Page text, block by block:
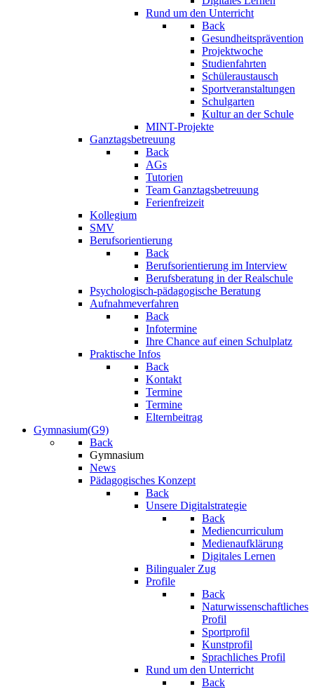
Rund um den Unterricht
Back
Gesundheitsprävention
Projektwoche
Studienfahrten
Schüleraustausch
Sportveranstaltungen
Schulgarten
Kultur an der Schule
MINT-Projekte
Ganztagsbetreuung
Back
AGs
Tutorien
Team Ganztagsbetreuung
Ferienfreizeit
Kollegium
SMV
Berufsorientierung
Back
Berufsorientierung im Interview
Berufsberatung in der Realschule
Psychologisch-pädagogische Beratung
Aufnahmeverfahren
Back
Infotermine
Ihre Chance auf einen Schulplatz
Praktische Infos
Back
Kontakt
Termine
Termine
Elternbeitrag
Gymnasium(G9)
Back
Gymnasium
News
Pädagogisches Konzept
Back
Unsere Digitalstrategie
Back
Mediencurriculum
Medienaufklärung
Digitales Lernen
Bilingualer Zug
Profile
Back
Naturwissenschaftliches
Profil
Sportprofil
Kunstprofil
Sprachliches Profil
Rund um den Unterricht
Back